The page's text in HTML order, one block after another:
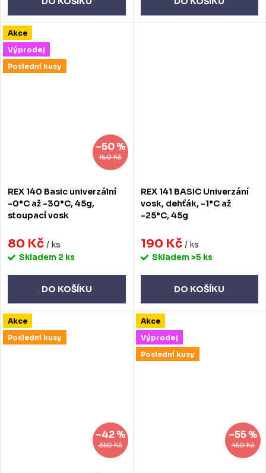
Akce
Výprodej
Poslední kusy
160 Kč
–50 %
REX 140 Basic univerzální
-0°C až -30°C, 45g,
stoupací vosk
80 Kč / ks
Skladem 2 ks
DO KOŠÍKU
REX 141 BASIC Univerzání
vosk, dehťák, -1°C až
-25°C, 45g
190 Kč / ks
Skladem >5 ks
DO KOŠÍKU
Akce
Poslední kusy
350 Kč
–42 %
Akce
Výprodej
Poslední kusy
450 Kč
–55 %